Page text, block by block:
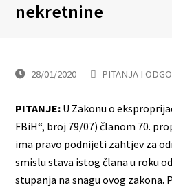
nekretnine
28/01/2020 PITANJA I
PITANJE: U Zakonu o
FBiH“, broj 79/07) članom 70.
ima pravo podnijeti zahtjev za
smislu stava istog člana u roku
stupanja na snagu ovog zakona.